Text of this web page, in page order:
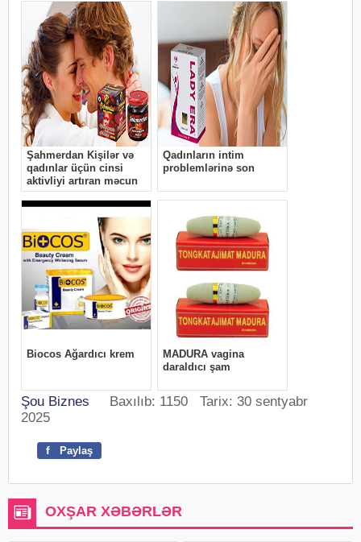
Şou Biznes Baxılıb: 1150 Tarix: 30 sentyabr
2025
f Paylaş
OXŞAR XƏBƏRLƏR